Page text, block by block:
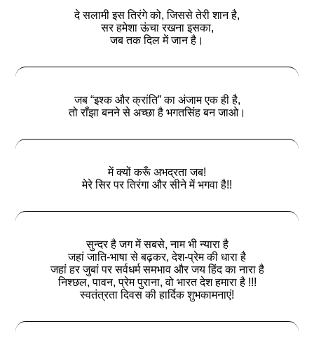
दे सलामी इस तिरंगे को, जिससे तेरी शान है,
सर हमेशा ऊंचा रखना इसका,
जब तक दिल में जान है।
जब “इश्क और क्रांति” का अंजाम एक ही है,
तो राँझा बनने से अच्छा है भगतसिंह बन जाओ।
में क्यों करूँ अभद्रता जब!
मेरे सिर पर तिरंगा और सीने में भगवा है!!
सुन्दर है जग में सबसे, नाम भी न्यारा है
जहां जाति-भाषा से बढ़कर, देश-प्रेम की धारा है
जहां हर जुबां पर सर्वधर्म समभाव और जय हिंद का नारा है
निश्‍छल, पावन, प्रेम पुराना, वो भारत देश हमारा है !!!
स्‍वतंत्रता दिवस की हार्दिक शुभकामनाएं!